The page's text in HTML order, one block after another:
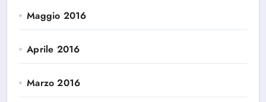
Maggio 2016
Aprile 2016
Marzo 2016